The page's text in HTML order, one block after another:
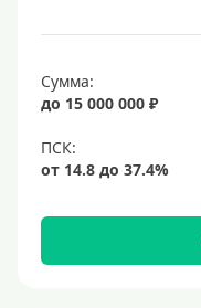
18%
20%
Сумма
Большие
Сумма:
до 15 000 000 ₽